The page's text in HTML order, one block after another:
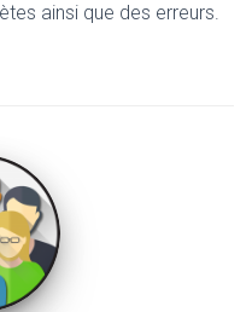
ainsi que des erreurs.